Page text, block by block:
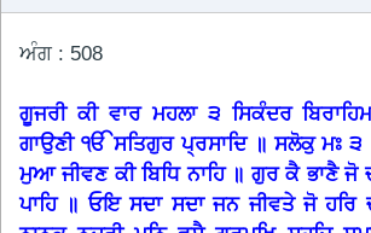
ਅੰਗ : 508
ਗੂਜਰੀ ਕੀ ਵਾਰ ਮਹਲਾ ੩ ਸਿਕੰਦਰ
ਗਾਉਣੀ ੴ ਸਤਿਗੁਰ ਪ੍ਰਸਾਦਿ ॥ ਸਲੋਕੁ ਮਃ
ਮੁਆ ਜੀਵਣ ਕੀ ਬਿਧਿ ਨਾਹਿ ॥ ਗੁਰ ਕੈ ਭਾਣੈ ਜੋ
ਪਾਹਿ ॥ ਓਇ ਸਦਾ ਸਦਾ ਜਨ ਜੀਵਤੇ ਜੋ ਹਰਿ